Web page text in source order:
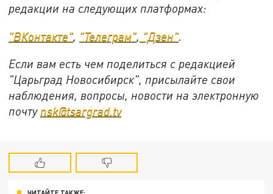
редакции на следующих платформах:
"ВКонтакте" "Телеграм" "Дзен"
Если вам есть чем поделиться с редакцией
"Царьград Новосибирск", присылайте свои
наблюдения, вопросы, новости на электронную
почту nsk@tsargrad.tv